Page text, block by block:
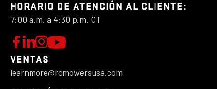
HORARIO DE ATENCIÓN AL CLIENTE:
7:00 a.m. a 4:30 p.m. CT
S
í
g
u
C
o
n
e
S
í
g
u
M
r
VENTAS
learnmore@rcmowersusa.com